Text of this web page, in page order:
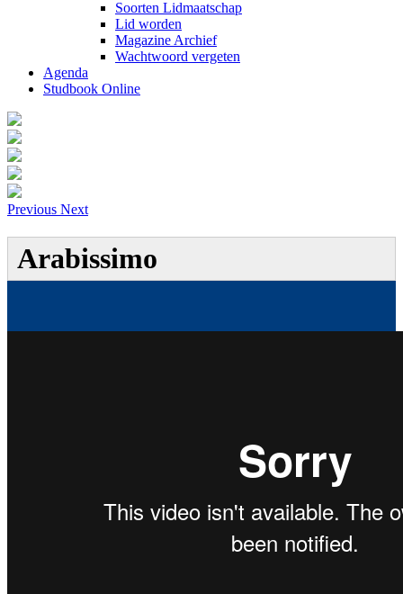
Soorten Lidmaatschap
Lid worden
Magazine Archief
Wachtwoord vergeten
Agenda
Studbook Online
Previous Next
Arabissimo